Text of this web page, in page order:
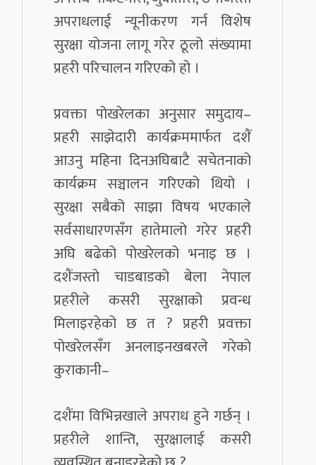
अपराधलाई न्यूनीकरण गर्न विशेष
सुरक्षा योजना लागू गरेर ठूलो संख्यामा
प्रहरी परिचालन गरिएको हो ।
प्रवक्ता पोखरेलका अनुसार समुदाय–
प्रहरी साझेदारी कार्यक्रममार्फत दशैं
आउनु महिना दिनअघिबाटै सचेतनाको
कार्यक्रम सञ्चालन गरिएको थियो ।
सुरक्षा सबैको साझा विषय भएकाले
सर्वसाधारणसँग हातेमालो गरेर प्रहरी
अघि बढेको पोखरेलको भनाइ छ ।
दशैंजस्तो चाडबाडको बेला नेपाल
प्रहरीले कसरी सुरक्षाको प्रवन्ध
मिलाइरहेको छ त ? प्रहरी प्रवक्ता
पोखरेलसँग अनलाइनखबरले गरेको
कुराकानी–
दशैंमा विभिन्नखाले अपराध हुने गर्छन् ।
प्रहरीले शान्ति, सुरक्षालाई कसरी